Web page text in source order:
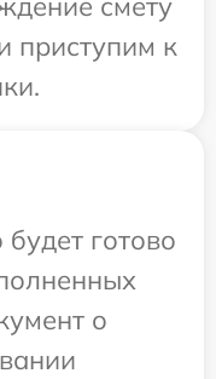
приступим к
готово
о